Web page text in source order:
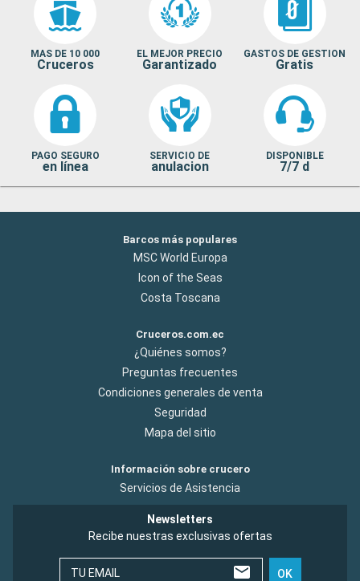
MAS DE 10 000
Cruceros
EL MEJOR PRECIO
Garantizado
GASTOS DE GESTION
Gratis
PAGO SEGURO
en línea
SERVICIO DE
anulacion
DISPONIBLE
7/7 d
Barcos más populares
MSC World Europa
Icon of the Seas
Costa Toscana
Cruceros.com.ec
¿Quiénes somos?
Preguntas frecuentes
Condiciones generales de venta
Seguridad
Mapa del sitio
Información sobre crucero
Servicios de Asistencia
Newsletters
Recibe nuestras exclusivas ofertas
TU EMAIL OK